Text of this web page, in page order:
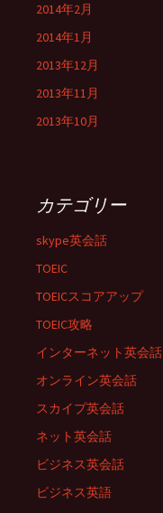
2014年2月
2014年1月
2013年12月
2013年11月
2013年10月
カテゴリー
skype英会話
TOEIC
TOEICスコアアップ
TOEIC攻略
インターネット英会話
オンライン英会話
スカイプ英会話
ネット英会話
ビジネス英会話
ビジネス英語